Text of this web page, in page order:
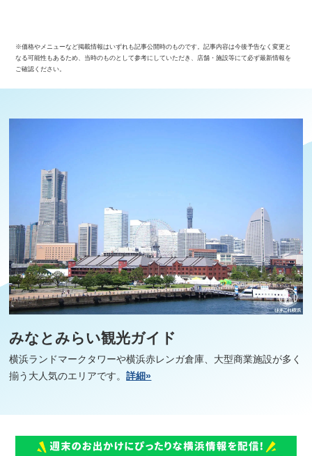
※価格やメニューなど掲載情報はいずれも記事公開時のものです。記事内容は今後予告なく変更と
なる可能性もあるため、当時のものとして参考にしていただき、店舗・施設等にて必ず最新情報を
ご確認ください。
みなとみらい観光ガイド
横浜ランドマークタワーや横浜赤レンガ倉庫、大型商業施設が多く
揃う大人気のエリアです。詳細»